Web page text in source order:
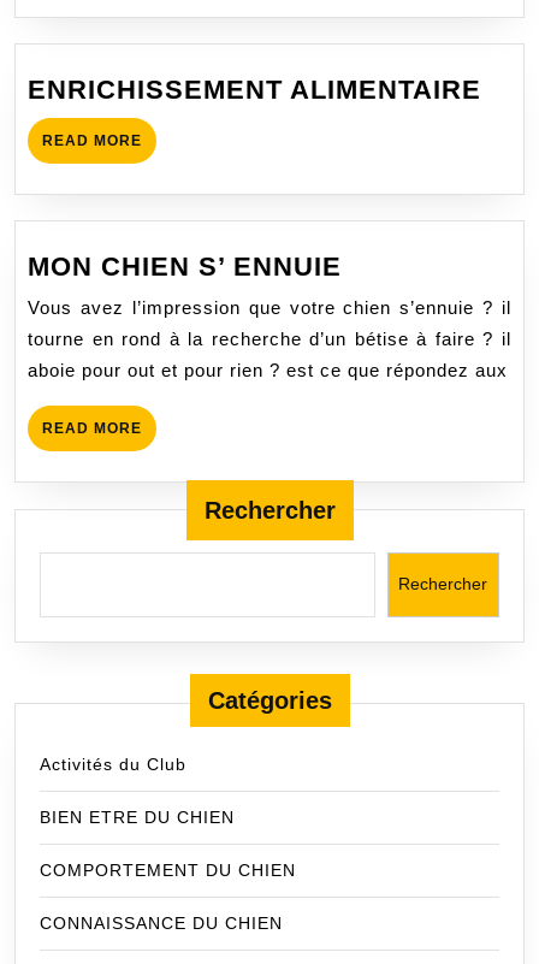
ENRICHISSEMENT ALIMENTAIRE
READ MORE READ
MORE
MON CHIEN S’ ENNUIE
CHIEN
S’
ENNUIE
Vous avez l’impression que votre chien s’ennuie ? il
tourne en rond à la recherche d’un bétise à faire ? il
aboie pour out et pour rien ? est ce que répondez aux
READ MORE READ
MORE
Rechercher
Rechercher
Catégories
Activités du Club
BIEN ETRE DU CHIEN
COMPORTEMENT DU CHIEN
CONNAISSANCE DU CHIEN